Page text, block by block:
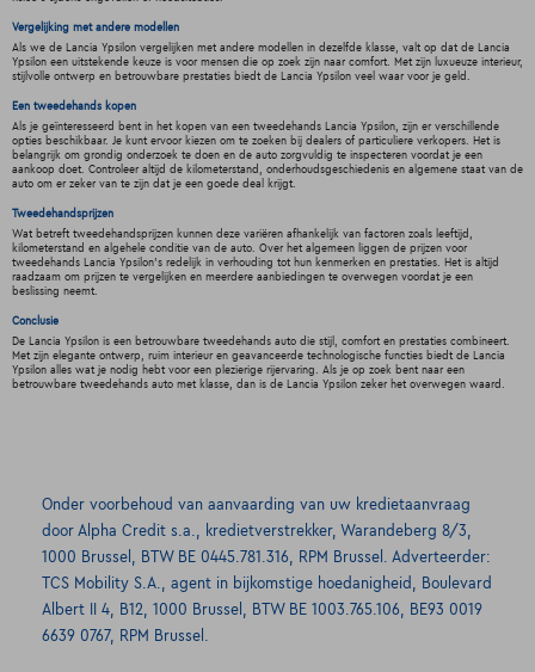
Vergelijking met andere modellen
Als we de Lancia Ypsilon vergelijken met andere modellen in dezelfde klasse, valt op dat de Lancia
Ypsilon een uitstekende keuze is voor mensen die op zoek zijn naar comfort. Met zijn luxueuze interieur,
stijlvolle ontwerp en betrouwbare prestaties biedt de Lancia Ypsilon veel waar voor je geld.
Een tweedehands kopen
Als je geïnteresseerd bent in het kopen van een tweedehands Lancia Ypsilon, zijn er verschillende
opties beschikbaar. Je kunt ervoor kiezen om te zoeken bij dealers of particuliere verkopers. Het is
belangrijk om grondig onderzoek te doen en de auto zorgvuldig te inspecteren voordat je een
aankoop doet. Controleer altijd de kilometerstand, onderhoudsgeschiedenis en algemene staat van de
auto om er zeker van te zijn dat je een goede deal krijgt.
Tweedehandsprijzen
Wat betreft tweedehandsprijzen kunnen deze variëren afhankelijk van factoren zoals leeftijd,
kilometerstand en algehele conditie van de auto. Over het algemeen liggen de prijzen voor
tweedehands Lancia Ypsilon's redelijk in verhouding tot hun kenmerken en prestaties. Het is altijd
raadzaam om prijzen te vergelijken en meerdere aanbiedingen te overwegen voordat je een
beslissing neemt.
Conclusie
De Lancia Ypsilon is een betrouwbare tweedehands auto die stijl, comfort en prestaties combineert.
Met zijn elegante ontwerp, ruim interieur en geavanceerde technologische functies biedt de Lancia
Ypsilon alles wat je nodig hebt voor een plezierige rijervaring. Als je op zoek bent naar een
betrouwbare tweedehands auto met klasse, dan is de Lancia Ypsilon zeker het overwegen waard.
Onder voorbehoud van aanvaarding van uw kredietaanvraag
door Alpha Credit s.a., kredietverstrekker, Warandeberg 8/3,
1000 Brussel, BTW BE 0445.781.316, RPM Brussel. Adverteerder:
TCS Mobility S.A., agent in bijkomstige hoedanigheid, Boulevard
Albert II 4, B12, 1000 Brussel, BTW BE 1003.765.106, BE93 0019
6639 0767, RPM Brussel.